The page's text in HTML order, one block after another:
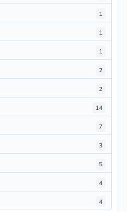
1
1
1
2
2
14
7
3
5
4
4